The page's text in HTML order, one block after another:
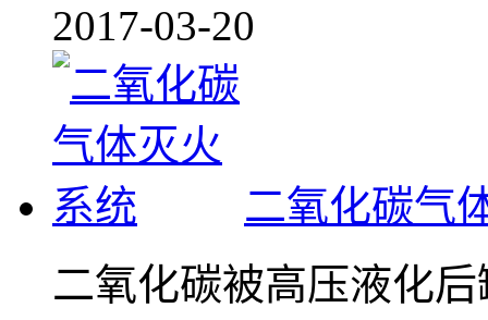
2017-03-20
二氧化碳气
二氧化碳被高压液化